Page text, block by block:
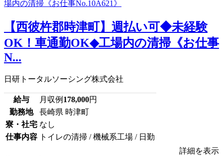
【西彼杵郡時津町】週払い可◆未経験
OK！車通勤OK◆工場内の清掃《お仕事
N...
日研トータルソーシング株式会社
給与 月収例 178,000円
勤務地
長崎県 時津町
寮・社宅 なし
仕事内容 トイレの清掃 / 機械系工場 / 日勤
詳細を表示